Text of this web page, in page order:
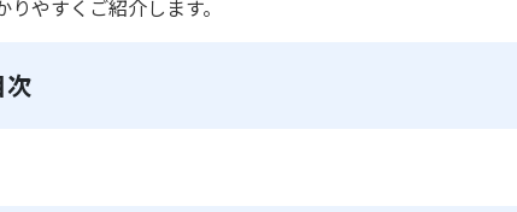
りやすくご紹介します。
次